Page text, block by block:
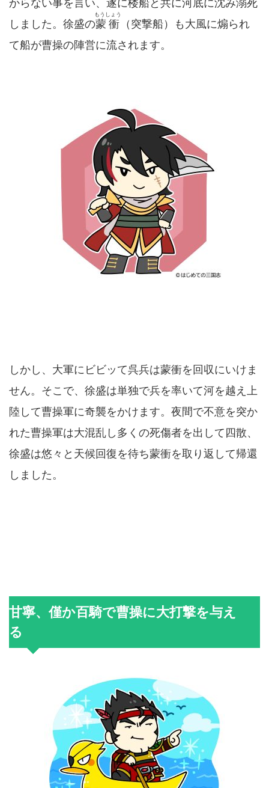
からない事を言い、遂に楼船と共に河底に沈み溺死
しました。徐盛の蒙衝
もうしょう
（突撃船）も大風に煽られ
て船が曹操の陣営に流されます。
しかし、大軍にビビッて呉兵は蒙衝を回収にいけま
せん。そこで、徐盛は単独で兵を率いて河を越え上
陸して曹操軍に奇襲をかけます。夜間で不意を突か
れた曹操軍は大混乱し多くの死傷者を出して四散、
徐盛は悠々と天候回復を待ち蒙衝を取り返して帰還
しました。
甘寧、僅か百騎で曹操に大打撃を与え
る